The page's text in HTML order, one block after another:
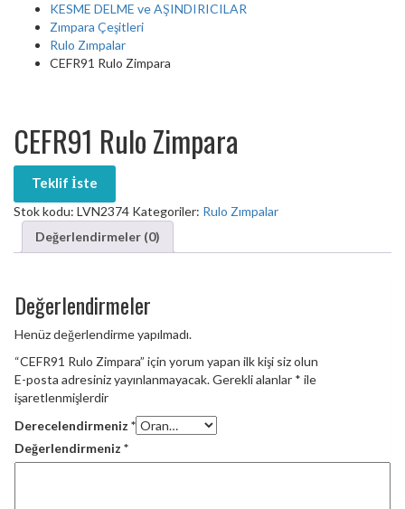
KESME DELME ve AŞINDIRICILAR
Zımpara Çeşitleri
Rulo Zımpalar
CEFR91 Rulo Zimpara
CEFR91 Rulo Zimpara
Teklif İste
Stok kodu: LVN2374 Kategoriler: Rulo Zımpalar
Değerlendirmeler (0)
Değerlendirmeler
Henüz değerlendirme yapılmadı.
“CEFR91 Rulo Zimpara” için yorum yapan ilk kişi siz olun
E-posta adresiniz yayınlanmayacak.Gerekli alanlar * ile
işaretlenmişlerdir
Derecelendirmeniz *
Değerlendirmeniz *